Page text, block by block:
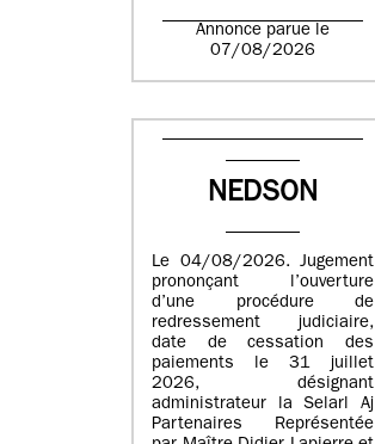
Annonce parue le
07/08/2026
NEDSON
Le 04/08/2026. Jugement
prononçant l’ouverture
d’une procédure de
redressement judiciaire,
date de cessation des
paiements le 31 juillet
2026, désignant
administrateur la Selarl Aj
Partenaires Représentée